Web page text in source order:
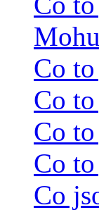
Co
Co
Co
Co to
Co